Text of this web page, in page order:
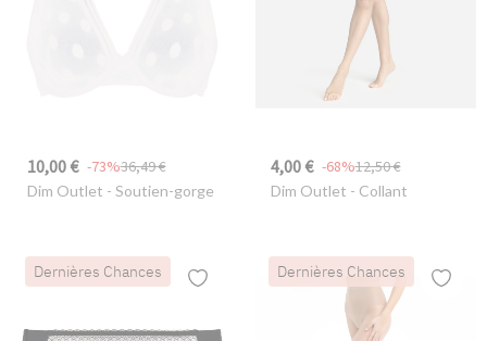
10,00 € 36,49 €
-73%
Dim Outlet - Soutien-gorge
4,00 € 12,50 €
-68%
Dim Outlet - Collant
Dernières Chances Dernières Chances